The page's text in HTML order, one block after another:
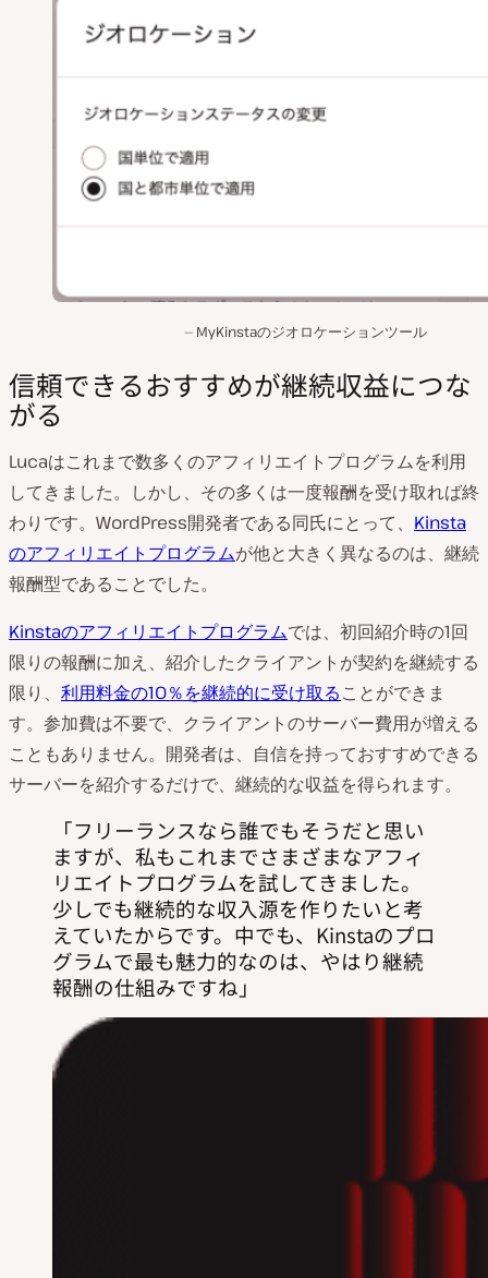
MyKinstaのジオロケーションツール
信頼できるおすすめが継続収益につな
がる
Lucaはこれまで数多くのアフィリエイトプログラムを利用
してきました。しかし、その多くは一度報酬を受け取れば終
わりです。WordPress開発者である同氏にとって、 Kinsta
のアフィリエイトプログラムが他と大きく異なるのは、継続
報酬型であることでした。
Kinstaのアフィリエイトプログラムでは、初回紹介時の1回
限りの報酬に加え、紹介したクライアントが契約を継続する
限り、 利用料金の10％を継続的に受け取ることができま
す。参加費は不要で、クライアントのサーバー費用が増える
こともありません。開発者は、自信を持っておすすめできる
サーバーを紹介するだけで、継続的な収益を得られます。
フリーランスなら誰でもそうだと思い
ますが、私もこれまでさまざまなアフィ
リエイトプログラムを試してきました。
少しでも継続的な収入源を作りたいと考
えていたからです。中でも、Kinstaのプロ
グラムで最も魅力的なのは、やはり継続
報酬の仕組みですね